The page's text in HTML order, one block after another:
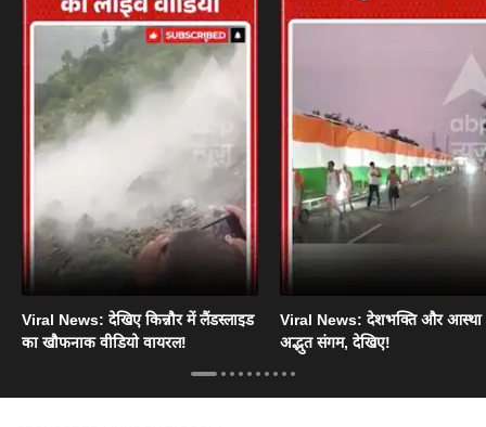
Viral News: देखिए किन्नौर में लैंडस्लाइड
का खौफनाक वीडियो वायरल!
Viral News: देशभक्ति और आस्था
अद्भुत संगम, देखिए!